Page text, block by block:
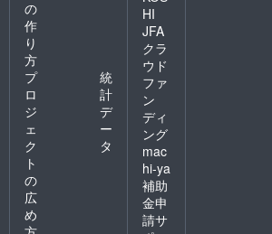
の
作
り
方
プ
ロ
ジ
ェ
ク
ト
の
広
め
統
計
デ
ー
タ
HI
JFA
クラ
ウド
ファ
ン
ディ
ング
mac
hi-ya
補助
金申
請サ